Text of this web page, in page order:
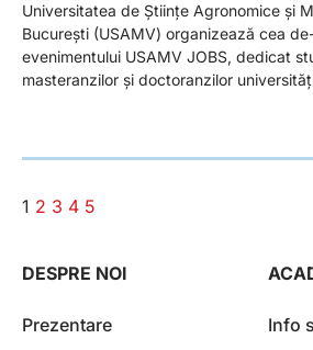
Universitatea de Științe Agronomice și
București (USAMV) organizează cea
evenimentului USAMV JOBS, dedicat
masteranzilor și doctoranzilor
1 2 3 4 5
DESPRE NOI
Prezentare
Info